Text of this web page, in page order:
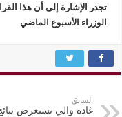
تجدر الإشارة إلى أن هذا
الوزراء الأسبوع الماضي
السابق
غادة والي تستعرض